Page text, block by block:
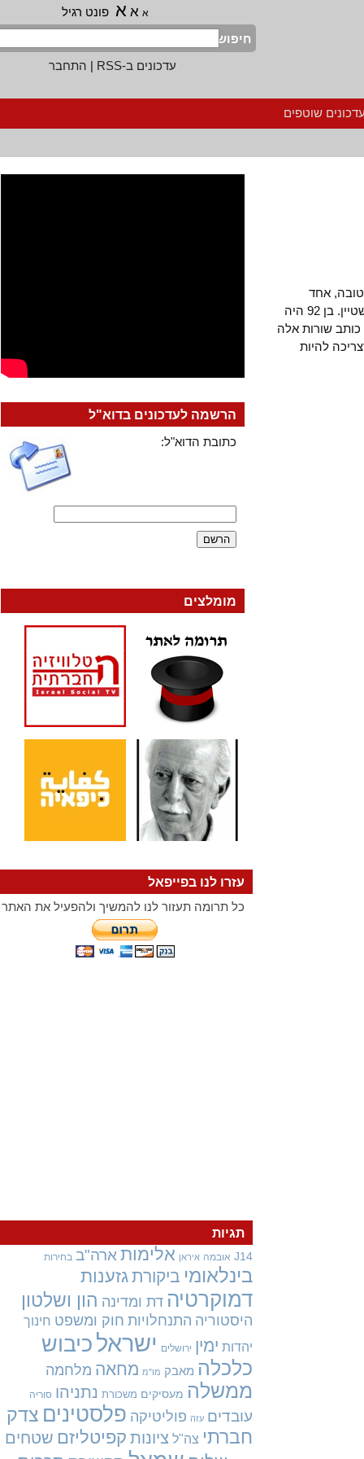
א א פונט רגיל
חיפוש
עדכונים ב-RSS
|התחבר
שוטפים
טובה, אחד
מהקומוניסטים השורשיים האחרונים , החבר עוזי בורשטיין. בן 92 היה
שורות אלה
להיות
הרשמה לעדכונים בדוא"ל
כתובת הדוא"ל:
מומלצים
עזרו לנו בפייפאל
כל תרומה תעזור לנו להמשיך ולהפעיל את האתר
תגיות
J14 אובמה איראן אלימות ארה"ב בחירות
בינלאומיביקורתגזענות
דמוקרטיה דת ומדינההון ושלטון
היסטוריה התנחלויות חוק ומשפט חינוך
יהדות ימין ירושלים ישראלכיבוש
כלכלה מאבק מו"מ מחאהמלחמה
ממשלה מעסיקים משכורת נתניהו סוריה
עובדים עזה פוליטיקה פלסטיניםצדק
חברתי צה"ל ציונותקפיטליזםשטחים